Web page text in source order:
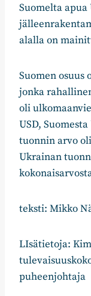
Suomelta
alalla on
Suomen
jonka
oli
USD,
tuonnin arvo
Ukrainan
teksti: Mikko
LIsätietoja:
puheenjohtaja